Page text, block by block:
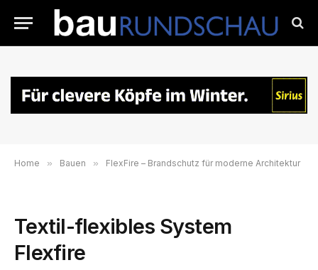
Home » Bauen » FlexFire – Brandschutz für moderne Architektur
Textil-flexibles System
Flexfire